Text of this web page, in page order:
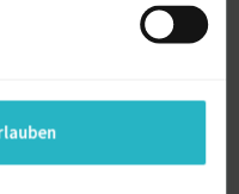
Ihnen, dass Ihr
Business